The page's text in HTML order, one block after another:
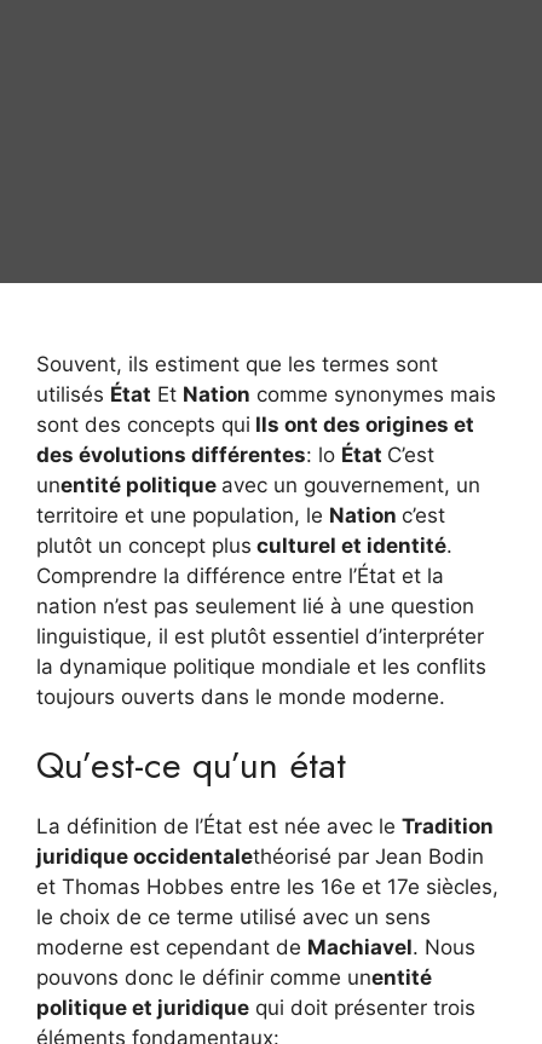
Souvent, ils estiment que les termes sont
utilisés État Et Nation comme synonymes mais
sont des concepts qui Ils ont des origines et
des évolutions différentes: lo État C’est
unentité politique avec un gouvernement, un
territoire et une population, le Nation c’est
plutôt un concept plus culturel et identité.
Comprendre la différence entre l’État et la
nation n’est pas seulement lié à une question
linguistique, il est plutôt essentiel d’interpréter
la dynamique politique mondiale et les conflits
toujours ouverts dans le monde moderne.
Qu’est-ce qu’un état
La définition de l’État est née avec le Tradition
juridique occidentalethéorisé par Jean Bodin
et Thomas Hobbes entre les 16e et 17e siècles,
le choix de ce terme utilisé avec un sens
moderne est cependant de Machiavel. Nous
pouvons donc le définir comme unentité
politique et juridique qui doit présenter trois
éléments fondamentaux: